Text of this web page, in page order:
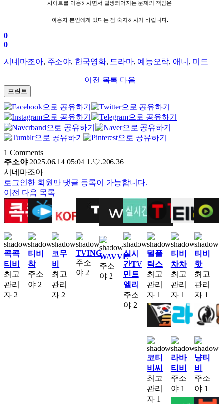
사이트를 이용하시면서 발생되어지는 문제의 책임은
이용자 본인에게 있다는 점 숙지하시기 바랍니다.
0
0
시네마조아, 주소야, 한국영화, 드라마, 예능오락, 애니 , 미드
이전 목록 다음
프린트
1 Comments
주소야 2025.06.14 05:04 1.♡.206.36
시네마조아
로그인한 회원만 댓글 등록이 가능합니다.
이전 다음 목록
콕콕
티비
최고
관리
자 2
티비
착
주소
야 2
코무
비
최고
관리
자 2
TVING
주소
야 2
WAVVE
주소
야 2
실시
간TV
민트
엘리
주소
야 2
텔플
릭스
최고
관리
자 1
티비
차차
최고
관리
자 1
티비
핫
최고
관리
자 1
코티
비씨
최고
관리
자 1
라바
티비
주소
야 1
냥티
비
주소
야 1